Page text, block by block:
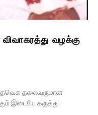
வழக்கு
தவெக தலைவருமான
இடையே கருத்து